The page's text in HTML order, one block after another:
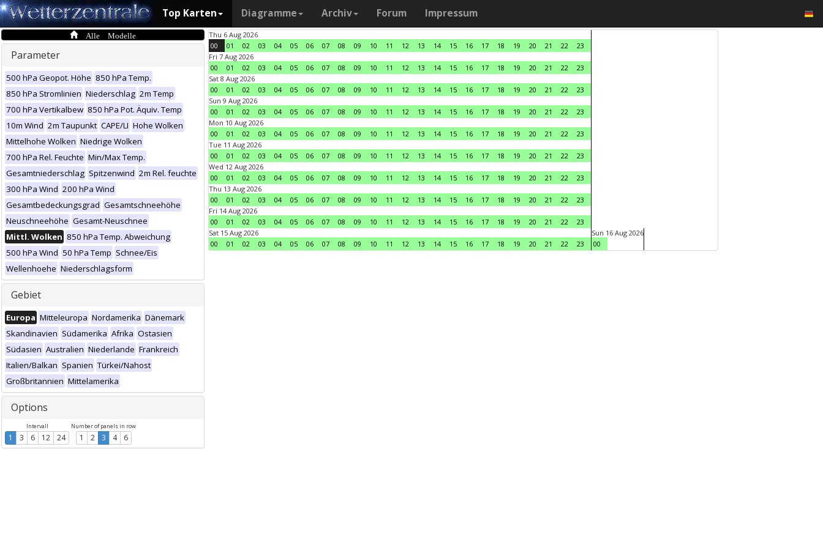
Top Karten Diagramme Archiv Forum Impressum
Alle Modelle
Parameter
500 hPa Geopot. Höhe 850 hPa Temp.
850 hPa Stromlinien Niederschlag 2m Temp
700 hPa Vertikalbew 850 hPa Pot. Äquiv. Temp
10m Wind 2m Taupunkt CAPE/LI Hohe Wolken
Mittelhohe Wolken Niedrige Wolken
700 hPa Rel. Feuchte Min/Max Temp.
Gesamtniederschlag Spitzenwind 2m Rel. feuchte
300 hPa Wind 200 hPa Wind
Gesamtbedeckungsgrad Gesamtschneehöhe
Neuschneehöhe Gesamt-Neuschnee
Mittl. Wolken 850 hPa Temp. Abweichung
500 hPa Wind 50 hPa Temp Schnee/Eis
Wellenhoehe Niederschlagsform
Gebiet
Europa Mitteleuropa Nordamerika Dänemark
Skandinavien Südamerika Afrika Ostasien
Südasien Australien Niederlande Frankreich
Italien/Balkan Spanien Türkei/Nahost
Großbritannien Mittelamerika
Options
Intervall
1 3 6 12 24
Number of panels in row
1 2 3 4 6
Thu 6 Aug 2026
00
01 02 03 04 05 06 07 08 09 10 11 12 13 14 15 16 17 18 19 20 21 22
23
Fri 7 Aug 2026
00
01 02 03 04 05 06 07 08 09 10 11 12 13 14 15 16 17 18 19 20 21 22
23
Sat 8 Aug 2026
00
01 02 03 04 05 06 07 08 09 10 11 12 13 14 15 16 17 18 19 20 21 22
23
Sun 9 Aug 2026
00
01 02 03 04 05 06 07 08 09 10 11 12 13 14 15 16 17 18 19 20 21 22
23
Mon 10 Aug 2026
00
01 02 03 04 05 06 07 08 09 10 11 12 13 14 15 16 17 18 19 20 21 22
23
Tue 11 Aug 2026
00
01 02 03 04 05 06 07 08 09 10 11 12 13 14 15 16 17 18 19 20 21 22
23
Wed 12 Aug 2026
00
01 02 03 04 05 06 07 08 09 10 11 12 13 14 15 16 17 18 19 20 21 22
23
Thu 13 Aug 2026
00
01 02 03 04 05 06 07 08 09 10 11 12 13 14 15 16 17 18 19 20 21 22
23
Fri 14 Aug 2026
00
01 02 03 04 05 06 07 08 09 10 11 12 13 14 15 16 17 18 19 20 21 22
23
Sat 15 Aug 2026
00
01 02 03 04 05 06 07 08 09 10 11 12 13 14 15 16 17 18 19 20 21 22 23
Sun 16 Aug 2026
00